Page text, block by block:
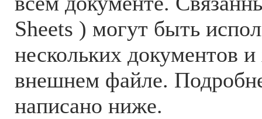
Sheets ) могут быть
нескольких документов и
внешнем файле.
написано ниже.